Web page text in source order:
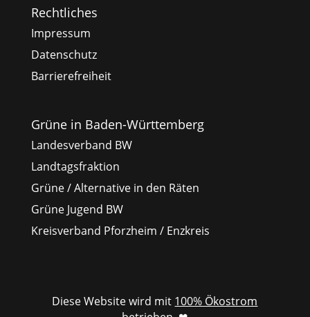
Rechtliches
Impressum
Datenschutz
Barrierefreiheit
Grüne in Baden-Württemberg
Landesverband BW
Landtagsfraktion
Grüne / Alternative in den Räten
Grüne Jugend BW
Kreisverband Pforzheim / Enzkreis
Diese Website wird mit 100% Ökostrom